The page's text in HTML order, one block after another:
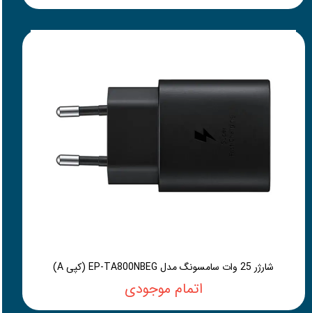
شارژر 25 وات سامسونگ مدل EP-TA800NBEG (کپی A)
اتمام موجودی